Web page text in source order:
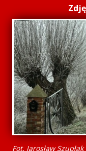
Fot. Jarosław Szupłak